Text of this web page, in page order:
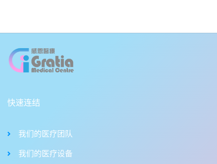
快速连结
我们的医疗团队
我们的医疗设备